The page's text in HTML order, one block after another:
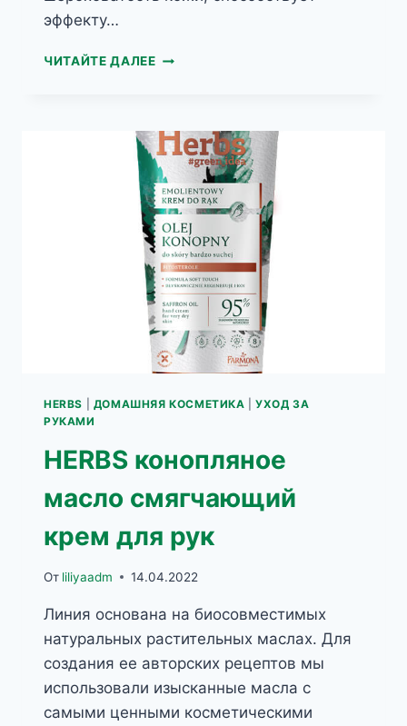
эффекту…
ЧИТАЙТЕ ДАЛЕЕBIOMEA
РУК
С
СОКОМ
АЛОЭ
HERBS ДОМАШНЯЯ КОСМЕТИКА |УХОД ЗА
РУКАМИ
HERBS конопляное
масло смягчающий
крем для рук
От liliyaadm 14.04.2022
Линия основана на биосовместимых
натуральных растительных маслах. Для
создания ее авторских рецептов мы
использовали изысканные масла с
самыми ценными косметическими